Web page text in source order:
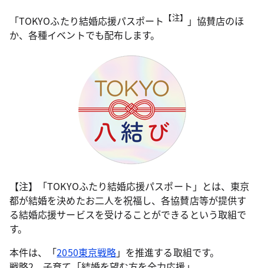
「TOKYOふたり結婚応援パスポート 【注】
」協賛店のほ
か、各種イベントでも配布します。
【注】「TOKYOふたり結婚応援パスポート」とは、東京
都が結婚を決めたお二人を祝福し、各協賛店等が提供す
る結婚応援サービスを受けることができるという取組で
す。
本件は、「2050東京戦略」を推進する取組です。